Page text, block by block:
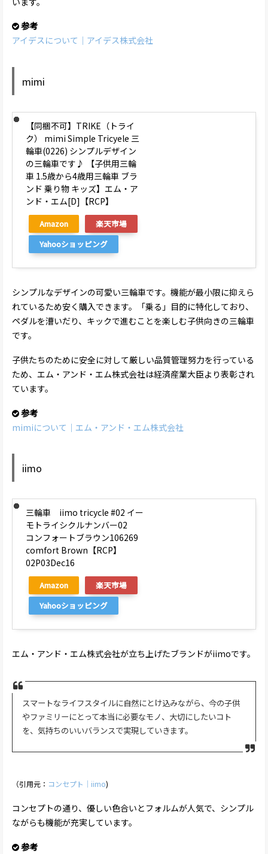
参考
アイデスについて｜アイデス株式会社
mimi
【同梱不可】TRIKE（トライ
ク） mimi Simple Tricyele 三
輪車(0226) シンプルデザイン
の三輪車です♪ 【子供用三輪
車 1.5歳から4歳用三輪車 ブラ
ンド 乗り物 キッズ】エム・ア
ンド・エム[D]【RCP】
Amazon
楽天市場
Yahooショッピング
シンプルなデザインの可愛い三輪車です。機能が最小限に抑えら
れているため安く購入できます。「乗る」目的に特化しており、
ペダルを漕いだり、キックで進むことを楽しむ子供向きの三輪車
です。
子供たちのために安全に対して厳しい品質管理努力を行っている
ため、エム・アンド・エム株式会社は経済産業大臣より表彰され
ています。
参考
mimiについて｜エム・アンド・エム株式会社
iimo
三輪車 iimo tricycle #02 イー
モトライシクルナンバー02
コンフォートブラウン106269
comfort Brown【RCP】
02P03Dec16
Amazon
楽天市場
Yahooショッピング
エム・アンド・エム株式会社が立ち上げたブランドがiimoです。
スマートなライフスタイルに自然にとけ込みながら、今の子供
やファミリーにとって本当に必要なモノ、大切にしたいコト
を、気持ちのいいバランスで実現していきます。
（引用元： コンセプト｜iimo)
コンセプトの通り、優しい色合いとフォルムが人気で、シンプル
ながらも機能が充実しています。
参考